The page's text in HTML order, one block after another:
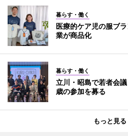
暮らす・働く
医療的ケア児の服ブ
業が商品化
暮らす・働く
立川・昭島で若者会
歳の参加を募る
もっと見る